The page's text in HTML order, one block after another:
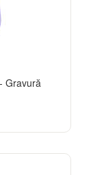
Gravură